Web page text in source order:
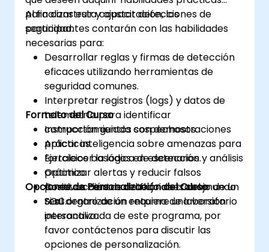
para construir y ajustar detecciones de
seguridad.
Al finalizar esta capacitación, los
participantes contarán con las habilidades
necesarias para:
Desarrollar reglas y firmas de detección
eficaces utilizando herramientas de
seguridad comunes.
Interpretar registros (logs) y datos de
telemetría para identificar
comportamientos sospechosos.
Aplicar inteligencia sobre amenazas para
fortalecer la lógica de detección.
Optimizar alertas y reducir falsos
positivos dentro del flujo de trabajo de un
SOC.
Formato del Curso
Instrucción guiada con demostraciones
prácticas.
Ejercicios basados en escenarios y análisis
práctico.
Construcción de detecciones del mundo
real dentro de un entorno de laboratorio
interactivo.
Opciones de Personalización del Curso
Si su organización requiere una versión
personalizada de este programa, por
favor contáctenos para discutir las
opciones de personalización.